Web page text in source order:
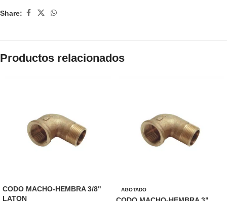
Share:
Productos relacionados
CODO MACHO-HEMBRA 3/8"
LATON
AGOTADO